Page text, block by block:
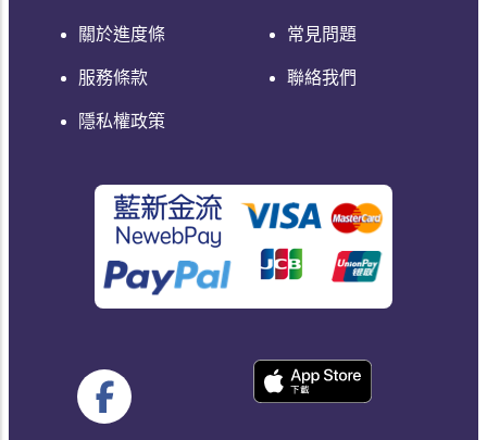
關於進度條
服務條款
隱私權政策
常見問題
聯絡我們